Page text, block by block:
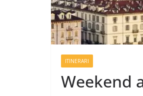
ITINERARI
Weekend